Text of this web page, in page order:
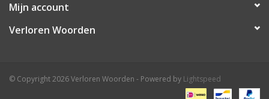
Mijn account
Verloren Woorden
© Copyright 2026 Verloren Woorden - Powered by Lightspeed